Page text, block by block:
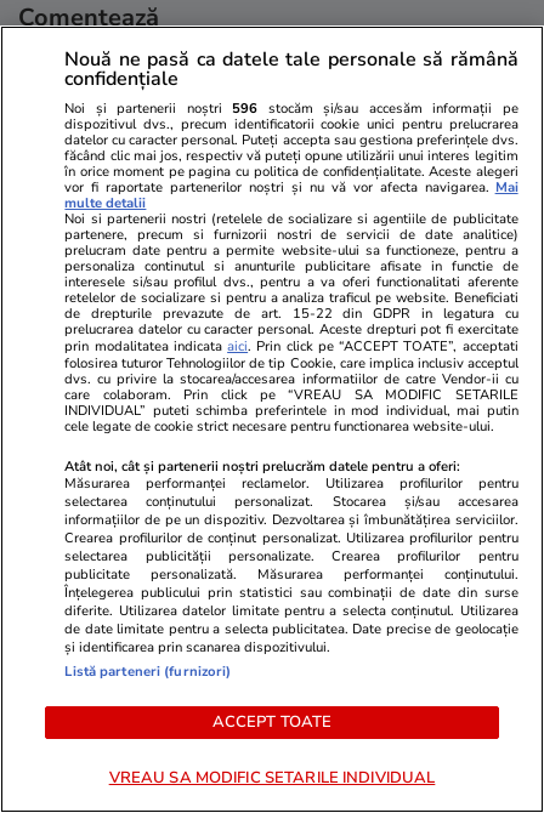
Comentează
Loghează-te în contul tăupentru a adăuga
comentarii și a te alătura dialogului.
Sunt de acord cu regulile comunitatii
PARTENERI
Nouă ne pasă ca datele tale personale să rămână
confidențiale
Noi și partenerii noștri 596 stocăm și/sau accesăm informații pe
dispozitivul dvs., precum identificatorii cookie unici pentru prelucrarea
datelor cu caracter personal. Puteți accepta sau gestiona preferințele dvs.
făcând clic mai jos, respectiv vă puteți opune utilizării unui interes legitim
în orice moment pe pagina cu politica de confidențialitate. Aceste alegeri
vor fi raportate partenerilor noștri și nu vă vor afecta navigarea. Mai
multe detalii
Noi si partenerii nostri (retelele de socializare si agentiile de publicitate
partenere, precum si furnizorii nostri de servicii de date analitice)
prelucram date pentru a permite website-ului sa functioneze, pentru a
personaliza continutul si anunturile publicitare afisate in functie de
interesele si/sau profilul dvs., pentru a va oferi functionalitati aferente
retelelor de socializare si pentru a analiza traficul pe website. Beneficiati
de drepturile prevazute de art. 15-22 din GDPR in legatura cu
prelucrarea datelor cu caracter personal. Aceste drepturi pot fi exercitate
prin modalitatea indicataaici. Prin click pe “ACCEPT TOATE”, acceptati
folosirea tuturor Tehnologiilor de tip Cookie, care implica inclusiv acceptul
dvs. cu privire la stocarea/accesarea informatiilor de catre Vendor-ii cu
care colaboram. Prin click pe “VREAU SA MODIFIC SETARILE
INDIVIDUAL” puteti schimba preferintele in mod individual, mai putin
cele legate de cookie strict necesare pentru functionarea website-ului.
Atât noi, cât și partenerii noștri prelucrăm datele pentru a oferi:
Măsurarea performanței reclamelor. Utilizarea profilurilor pentru
selectarea conținutului personalizat. Stocarea și/sau accesarea
informațiilor de pe un dispozitiv. Dezvoltarea și îmbunătățirea serviciilor.
Crearea profilurilor de conținut personalizat. Utilizarea profilurilor pentru
selectarea publicității personalizate. Crearea profilurilor pentru
publicitate personalizată. Măsurarea performanței conținutului.
Înțelegerea publicului prin statistici sau combinații de date din surse
diferite. Utilizarea datelor limitate pentru a selecta conținutul. Utilizarea
de date limitate pentru a selecta publicitatea. Date precise de geolocație
și identificarea prin scanarea dispozitivului.
Listă parteneri (furnizori)
ACCEPT TOATE
VREAU SA MODIFIC SETARILE INDIVIDUAL